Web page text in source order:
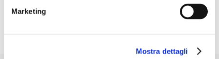
Marketing
Mostra dettagli